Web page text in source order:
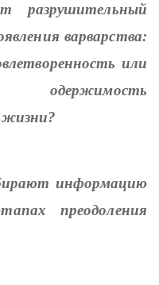
разрушительный
варварства:
или
одержимость
жизни?
информацию
преодоления